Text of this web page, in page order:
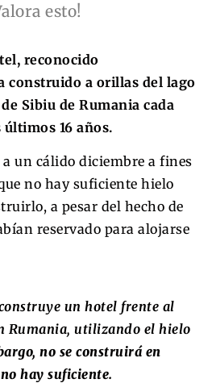
esto!
reconocido
construido a orillas del lago
Sibiu de Rumania cada
16 años.
un cálido diciembre a fines
no hay suficiente hielo
a pesar del hecho de
reservado para alojarse
un hotel frente al
Rumania, utilizando el hielo
no se construirá en
hay suficiente.